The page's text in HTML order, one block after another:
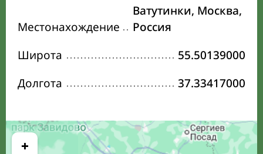
Местонахождение
Ватутинки, Москва,
Россия
Широта
55.50139000
Долгота
37.33417000
+